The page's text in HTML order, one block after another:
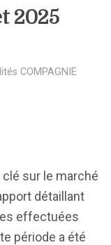
2025
COMPAGNIE
clé sur le marché
détaillant
effectuées
période a été